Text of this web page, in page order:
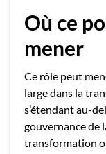
Où ce
mener
Ce rôle peut
large dans la
s’étendant au-
gouvernance de
transformation